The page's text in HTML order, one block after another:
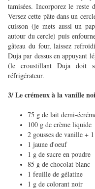
tamisées. Incorporez le reste
Versez cette pâte dans un
cuisson (je mets aussi un
autour du cercle) puis
gâteau du four, laissez
Duja par dessus en appuyant
(le croustillant Duja doit
réfrigérateur.
3/ Le crémeux à la vanille
75 g de lait demi-
100 g de crème liquide
2 gousses de vanille +
1 jaune d'oeuf
1 g de sucre en poudre
85 g de chocolat blanc
1 feuille de gélatine
1 g de colorant noir